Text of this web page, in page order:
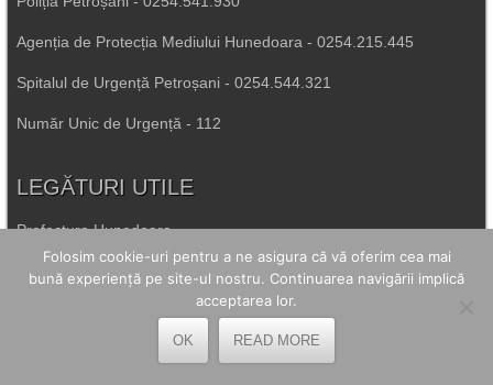
Agenția de Protecția Mediului Hunedoara - 0254.215.445
Spitalul de Urgență Petroșani - 0254.544.321
Număr Unic de Urgență - 112
LEGĂTURI UTILE
Prefectura Hunedoara
Poliția Română
Inspectoratul Școlar Hunedoara
Consiliul Județean Hunedoara
Folosim cookie-uri pentru a ne asigura că vă oferim cea mai
bună experiență pe site-ul nostru. Continuarea navigării implică
acceptarea lor.
OK READ MORE